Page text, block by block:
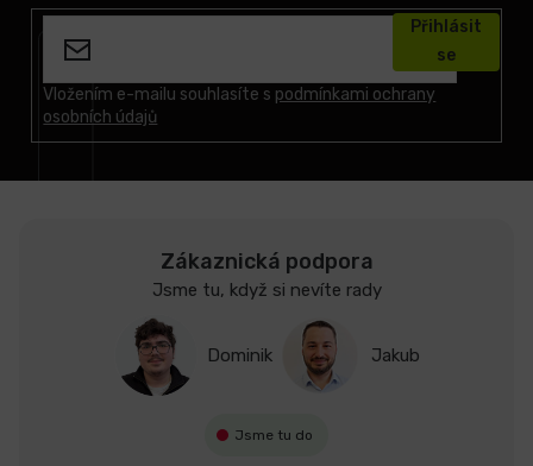
Vložením e-mailu souhlasíte s podmínkami ochrany
osobních údajů
Přihlásit
se
Zákaznická podpora
Jsme tu, když si nevíte rady
Dominik Jakub
Jsme tu do